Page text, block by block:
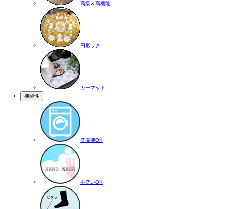
高級＆高機能
円形ラグ
カーマット
機能性
洗濯機OK
手洗いOK